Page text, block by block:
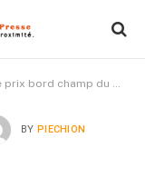
fixé à 275 FCFA pour la campagne 2023-2024
BY PIECHION